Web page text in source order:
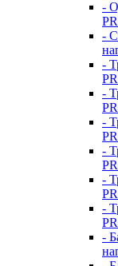
-
-
-
-
-
-
-
-
-